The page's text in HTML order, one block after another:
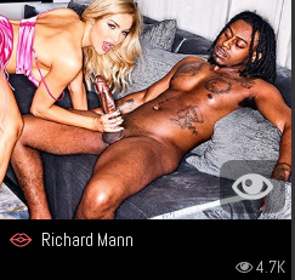
Richard Mann
4.7K